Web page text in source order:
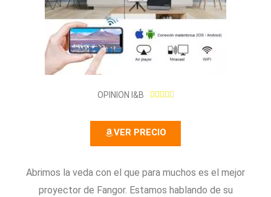
OPINION I&B     4
VER PRECIO
Abrimos la veda con el que para muchos es el mejor
proyector de Fangor. Estamos hablando de su